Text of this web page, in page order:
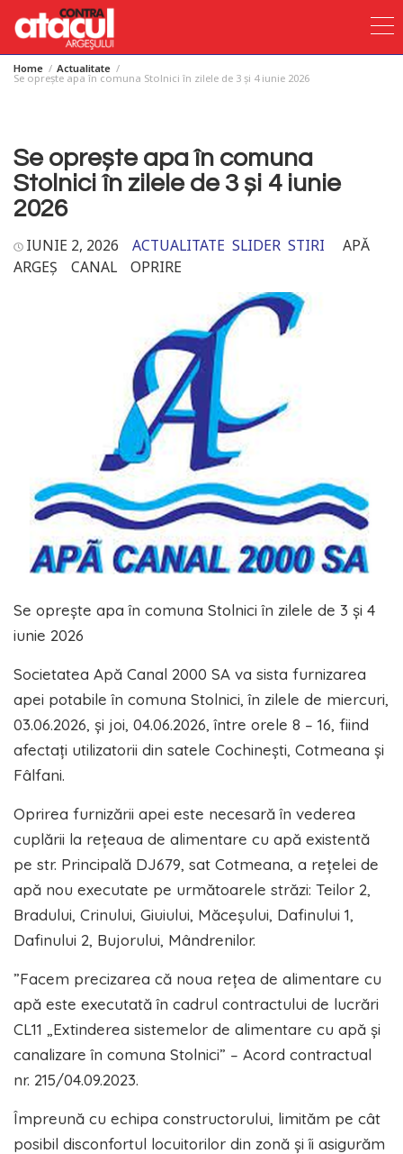
SkipHome Actualitate
Se oprește apa în comuna Stolnici în zilele de 3 și 4 iunie 2026
Se oprește apa în comuna
Stolnici în zilele de 3 și 4 iunie
2026
IUNIE 2, 2026 ACTUALITATE SLIDER STIRI
APĂ
ARGEȘ
CANAL OPRIRE
Se oprește apa în comuna Stolnici în zilele de 3 și 4
iunie 2026
Societatea Apă Canal 2000 SA va sista furnizarea
apei potabile în comuna Stolnici, în zilele de miercuri,
03.06.2026, și joi, 04.06.2026, între orele 8 – 16, fiind
afectaţi utilizatorii din satele Cochinești, Cotmeana și
Fâlfani.
Oprirea furnizării apei este necesară în vederea
cuplării la rețeaua de alimentare cu apă existentă
pe str. Principală DJ679, sat Cotmeana, a rețelei de
apă nou executate pe următoarele străzi: Teilor 2,
Bradului, Crinului, Giuiului, Măceșului, Dafinului 1,
Dafinului 2, Bujorului, Mândrenilor.
”Facem precizarea că noua rețea de alimentare cu
apă este executată în cadrul contractului de lucrări
CL11 „Extinderea sistemelor de alimentare cu apă și
canalizare în comuna Stolnici” – Acord contractual
nr. 215/04.09.2023.
Împreună cu echipa constructorului, limităm pe cât
posibil disconfortul locuitorilor din zonă și îi asigurăm